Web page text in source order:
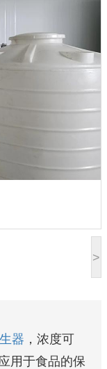
>
器 ，浓度可
用于食品的保